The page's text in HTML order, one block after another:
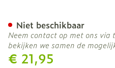
€ 21,95
Niet beschikbaar
Neem contact op met ons
bekijken we samen de